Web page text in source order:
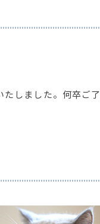
たしました。何卒ご了